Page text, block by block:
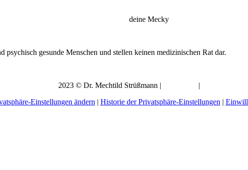
deine Mecky
gesunde Menschen und stellen keinen medizinischen Rat dar.
2023 © Dr. Mechtild Strüßmann |
|
Einstellungen ändern | Historie der Privatsphäre-Einstellungen |